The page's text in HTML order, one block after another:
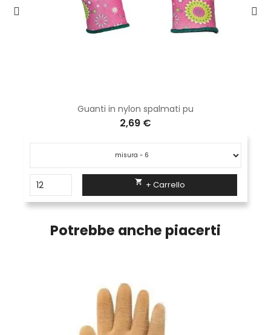
Guanti in nylon spalmati pu
2,69 €
 + Carrello
Potrebbe anche piacerti